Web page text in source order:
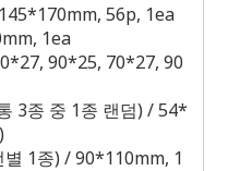
56p, 1ea
1ea
90*25, 70*27, 90
3종 중 1종 랜덤) / 54*
1종) / 90*110mm, 1